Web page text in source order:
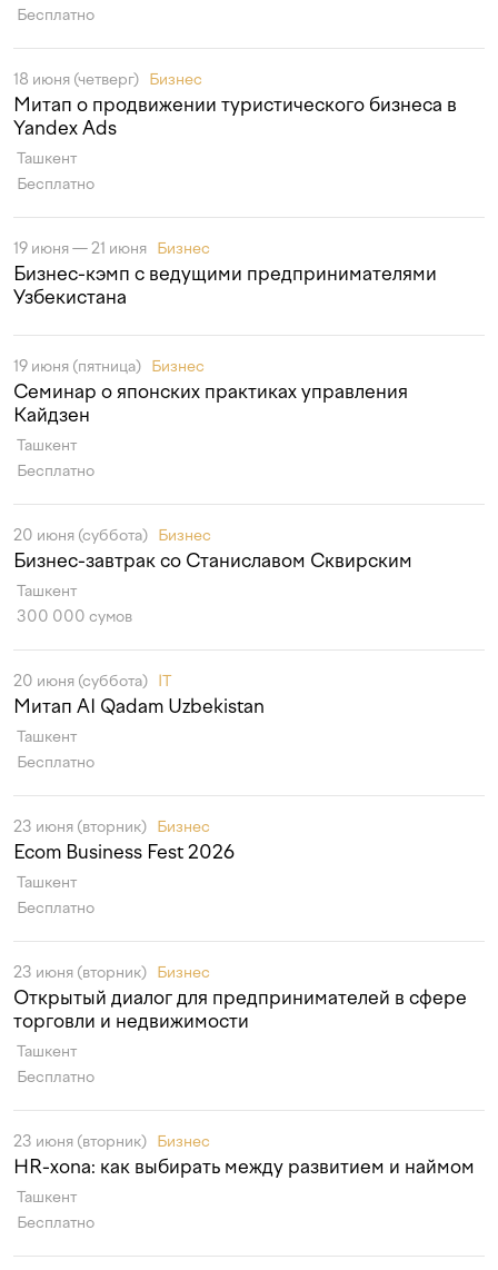
Бесплатно
18 июня (четверг) Бизнес
Митап о продвижении туристического бизнеса в
Yandex Ads
Ташкент
Бесплатно
19 июня — 21 июня Бизнес
Бизнес-кэмп с ведущими предпринимателями
Узбекистана
19 июня (пятница) Бизнес
Семинар о японских практиках управления
Кайдзен
Ташкент
Бесплатно
20 июня (суббота) Бизнес
Бизнес-завтрак со Станиславом Сквирским
Ташкент
300 000 сумов
20 июня (суббота) IT
Митап AI Qadam Uzbekistan
Ташкент
Бесплатно
23 июня (вторник) Бизнес
Ecom Business Fest 2026
Ташкент
Бесплатно
23 июня (вторник) Бизнес
Открытый диалог для предпринимателей в сфере
торговли и недвижимости
Ташкент
Бесплатно
23 июня (вторник) Бизнес
HR-xona: как выбирать между развитием и наймом
Ташкент
Бесплатно